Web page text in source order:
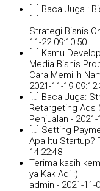
[…] Baca Juga :
Strategi Bisnis
11-22 09:10:50
[…] Kamu
Media Bisnis
Cara Memilih
2021-11-19
[…] Baca Juga:
Retargeting Ads
Penjualan -
[…] Setting
Apa Itu Startup?
14:22:48
Terima kasih
ya Kak Adi :)
admin - 2021-11-